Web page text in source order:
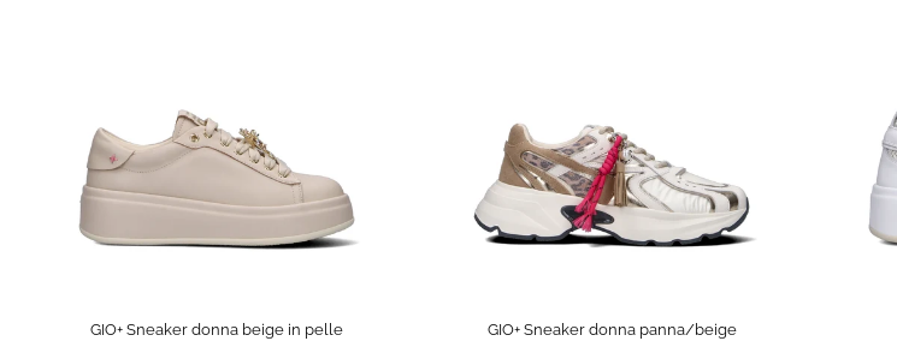
GIO+ Sneaker donna beige in pelle GIO+ Sneaker donna panna/beige